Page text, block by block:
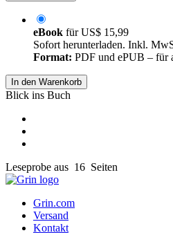
eBook fürUS$ 15,99
Sofort herunterladen. Inkl.
Format: PDF und ePUB – für
In den Warenkorb
Blick ins Buch
Leseprobe aus 16 Seiten
Grin.com
Versand
Kontakt